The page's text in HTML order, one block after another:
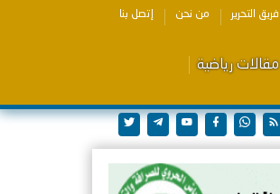
فريق التحرير من نحن إتصل بنا
مقالات رياضية